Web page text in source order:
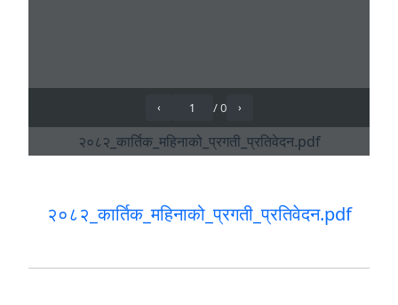
२०८२_कार्तिक_महिनाको_प्रगती_प्रतिवेदन.pdf